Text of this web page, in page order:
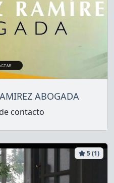
ABOGADA
contacto
5 (1)